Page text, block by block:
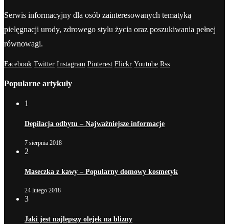
Serwis informacyjny dla osób zainteresowanych tematyką
pielęgnacji urody, zdrowego stylu życia oraz poszukiwania pełnej
równowagi.
Facebook Twitter Instagram Pinterest Flickr Youtube Rss
Popularne artykuły
1
Depilacja odbytu – Najważniejsze informacje
7 sierpnia 2018
2
Maseczka z kawy – Popularny domowy kosmetyk
24 lutego 2018
3
Jaki jest najlepszy olejek na blizny